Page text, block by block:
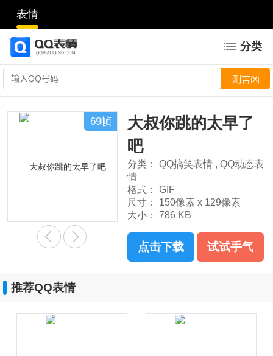
表情
分类
69帧
大叔你跳的太早了
吧
分类： QQ搞笑表情 , QQ动态表
情
格式：
GIF
尺寸：
150像素 x 129像素
大小：
786 KB
点击下载 试试手气
推荐QQ表情